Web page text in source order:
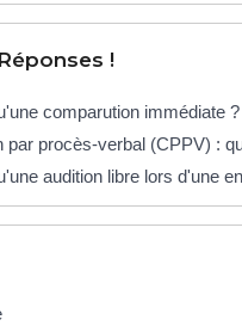
!
comparution immédiate ?
par procès-verbal (CPPV) :
audition libre lors d'une